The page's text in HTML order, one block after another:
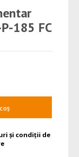
185 FC
și condiții de